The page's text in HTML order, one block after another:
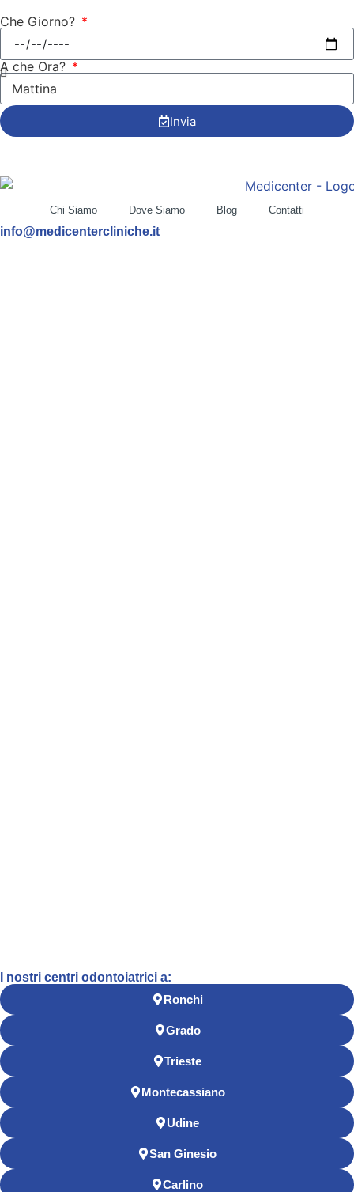
Che Giorno?
A che Ora?
Invia
Chi Siamo Dove Siamo Blog Contatti
info@medicentercliniche.it
I nostri centri odontoiatrici a:
Ronchi
Grado
Trieste
Montecassiano
Udine
San Ginesio
Carlino